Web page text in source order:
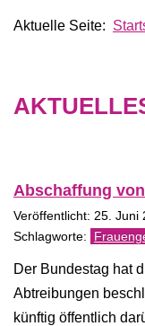
Aktuelle Seite:
Abschaffung
Veröffentlicht: 25. Juni
Der Bundestag hat
Abtreibungen
künftig öffentlich